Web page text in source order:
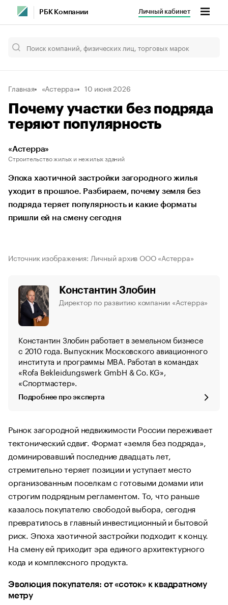
РБК Компании Личный кабинет
Главная «Астерра» 10 июня 2026
Почему участки без подряда
теряют популярность
«Астерра»
Строительство жилых и нежилых зданий
Эпоха хаотичной застройки загородного жилья
уходит в прошлое. Разбираем, почему земля без
подряда теряет популярность и какие форматы
пришли ей на смену сегодня
Источник изображения: Личный архив ООО «Астерра»
Константин Злобин
Директор по развитию компании «Астерра»
Константин Злобин работает в земельном бизнесе
с 2010 года. Выпускник Московского авиационного
института и программы MBA. Работал в командах
«Rofa Bekleidungswerk GmbH & Co. KG»,
«Спортмастер».
Подробнее про эксперта
Рынок загородной недвижимости России переживает
тектонический сдвиг. Формат «земля без подряда»,
доминировавший последние двадцать лет,
стремительно теряет позиции и уступает место
организованным поселкам с готовыми домами или
строгим подрядным регламентом. То, что раньше
казалось покупателю свободой выбора, сегодня
превратилось в главный инвестиционный и бытовой
риск. Эпоха хаотичной застройки подходит к концу.
На смену ей приходит эра единого архитектурного
кода и комплексного продукта.
Эволюция покупателя: от «соток» к квадратному
метру